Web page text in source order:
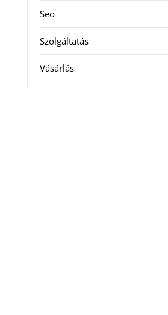
Seo
Szolgáltatás
Vásárlás